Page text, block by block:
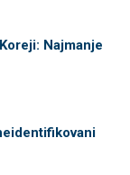
Najmanje